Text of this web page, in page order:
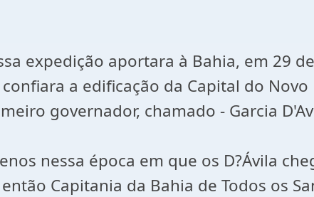
expedição aportara à Bahia, em 29
a edificação da Capital do
governador, chamado - Garcia
nessa época em que os D?Ávila
Capitania da Bahia de Todos os